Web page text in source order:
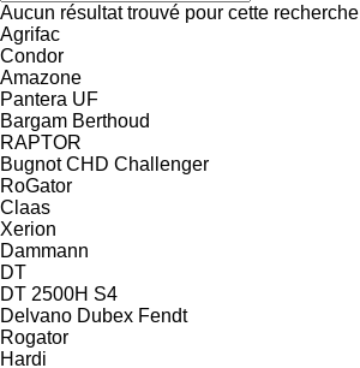
Aucun résultat trouvé pour cette recherche
Agrifac
Condor
Amazone
Pantera UF
Bargam Berthoud
RAPTOR
Bugnot CHD Challenger
RoGator
Claas
Xerion
Dammann
DT
DT 2500H S4
Delvano Dubex Fendt
Rogator
Hardi